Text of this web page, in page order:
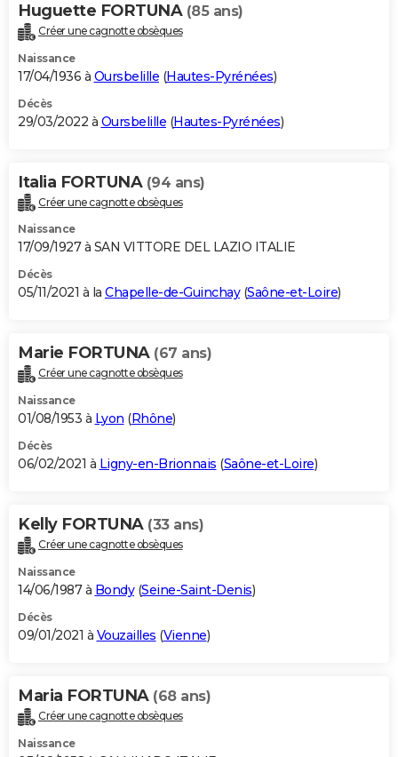
Huguette FORTUNA (85 ans)
Créer une cagnotte obsèques
Naissance
17/04/1936 à Oursbelille (Hautes-Pyrénées)
Décès
29/03/2022 à Oursbelille (Hautes-Pyrénées)
Italia FORTUNA (94 ans)
Créer une cagnotte obsèques
Naissance
17/09/1927 à SAN VITTORE DEL LAZIO ITALIE
Décès
05/11/2021 à la Chapelle-de-Guinchay(Saône-et-Loire)
Marie FORTUNA (67 ans)
Créer une cagnotte obsèques
Naissance
01/08/1953 à Lyon (Rhône)
Décès
06/02/2021 à Ligny-en-Brionnais (Saône-et-Loire)
Kelly FORTUNA (33 ans)
Créer une cagnotte obsèques
Naissance
14/06/1987 à Bondy(Seine-Saint-Denis)
Décès
09/01/2021 à Vouzailles (Vienne)
Maria FORTUNA (68 ans)
Créer une cagnotte obsèques
Naissance